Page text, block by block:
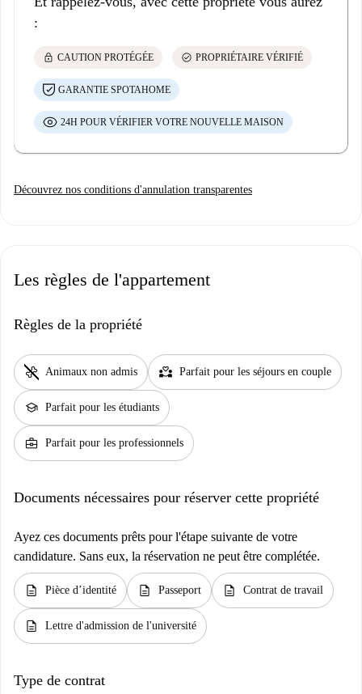
:
lock CAUTION PROTÉGÉE check_circle PROPRIÉTAIRE VÉRIFIÉ
GARANTIE SPOTAHOME
24H POUR VÉRIFIER VOTRE NOUVELLE MAISON
Découvrez nos conditions d'annulation transparentes
Les règles de l'appartement
Règles de la propriété
pet_supplies Animaux non admis partner_heart Parfait pour les séjours en couple
school Parfait pour les étudiants
business_center Parfait pour les professionnels
Documents nécessaires pour réserver cette propriété
Ayez ces documents prêts pour l'étape suivante de votre
candidature. Sans eux, la réservation ne peut être complétée.
description Pièce d’identité description Passeport description Contrat de travail
description Lettre d'admission de l'université
Type de contrat